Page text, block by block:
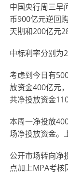
中国央行周三早
币900亿元逆回
天期和200亿元
中标利率分别为
考虑到今日有
放资金400亿元
共净投放资金
本周一净投放
场净投放资金。
公开市场转向净
点加上MPA考核